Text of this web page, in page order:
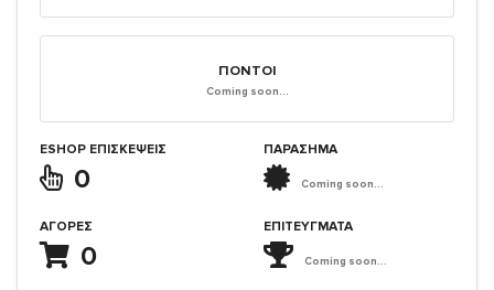
ΠΌΝΤΟΙ
Coming soon...
ESHOP ΕΠΙΣΚΈΨΕΙΣ
0
ΑΓΟΡΈΣ
0
ΠΑΡΑΣΗΜΑ
Coming soon...
ΕΠΙΤΕΎΓΜΑΤΑ
Coming soon...